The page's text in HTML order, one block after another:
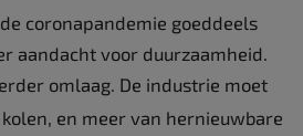
coronapandemie goeddeels
aandacht voor duurzaamheid.
omlaag. De industrie moet
en meer van hernieuwbare